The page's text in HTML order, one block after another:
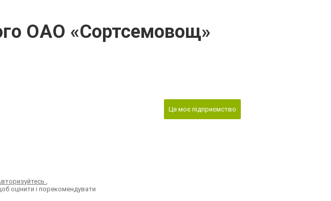
ОАО «Сортсемовощ»
,
оцінити і порекомендувати
Це моє підприємство